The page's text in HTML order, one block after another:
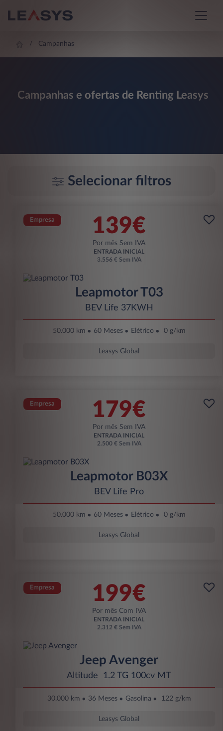
Campanhas
Campanhas e ofertas de Renting Leasys
Selecionar filtros
Empresa 139€
Por mês Sem IVA
ENTRADA INICIAL
3.556 € Sem IVA
Leapmotor T03
BEV Life 37KWH
50.000 km 60 Meses Elétrico 0 g/km
Leasys Global
Empresa 179€
Por mês Sem IVA
ENTRADA INICIAL
2.500 € Sem IVA
Leapmotor B03X
BEV Life Pro
50.000 km 60 Meses Elétrico 0 g/km
Leasys Global
Empresa 199€
Por mês Com IVA
ENTRADA INICIAL
2.312 € Sem IVA
Jeep Avenger
Altitude 1.2 TG 100cv MT
30.000 km 36 Meses Gasolina 122 g/km
Leasys Global